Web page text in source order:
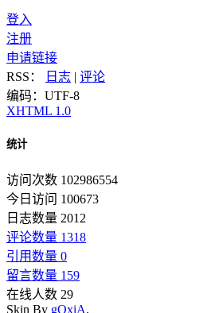
登入
注册
申请链接
RSS：
日志 | 评论
编码：UTF-8
XHTML 1.0
统计
访问次数 102986554
今日访问 100673
日志数量 2012
评论数量 1318
引用数量 0
留言数量 159
在线人数 29
Skin By gOxiA.